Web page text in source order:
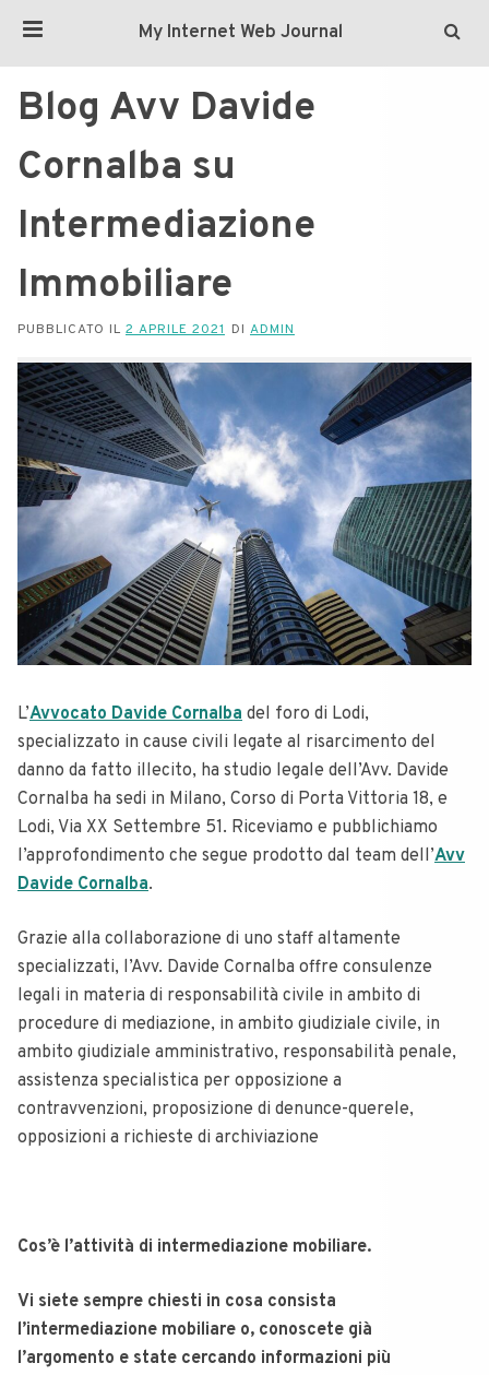
My Internet Web Journal
Blog Avv Davide
Cornalba su
Intermediazione
Immobiliare
PUBBLICATO IL 2 APRILE 2021 DI ADMIN
L’Avvocato Davide Cornalba del foro di Lodi,
specializzato in cause civili legate al risarcimento del
danno da fatto illecito, ha studio legale dell’Avv. Davide
Cornalba ha sedi in Milano, Corso di Porta Vittoria 18, e
Lodi, Via XX Settembre 51. Riceviamo e pubblichiamo
l’approfondimento che segue prodotto dal team dell’Avv
Davide Cornalba.
Grazie alla collaborazione di uno staff altamente
specializzati, l’Avv. Davide Cornalba offre consulenze
legali in materia di responsabilità civile in ambito di
procedure di mediazione, in ambito giudiziale civile, in
ambito giudiziale amministrativo, responsabilità penale,
assistenza specialistica per opposizione a
contravvenzioni, proposizione di denunce-querele,
opposizioni a richieste di archiviazione
Cos’è l’attività di intermediazione mobiliare.
Vi siete sempre chiesti in cosa consista
l’intermediazione mobiliare o, conoscete già
l’argomento e state cercando informazioni più